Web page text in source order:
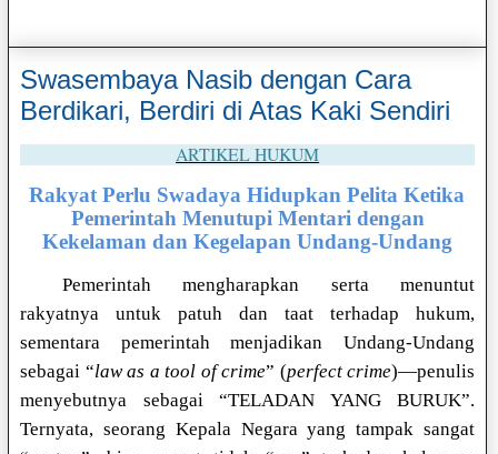
Swasembaya Nasib dengan Cara
Berdikari, Berdiri di Atas Kaki Sendiri
ARTIKEL HUKUM
Rakyat Perlu Swadaya Hidupkan Pelita Ketika
Pemerintah Menutupi Mentari dengan
Kekelaman dan Kegelapan Undang-Undang
Pemerintah mengharapkan serta menuntut
rakyatnya untuk patuh dan taat terhadap hukum,
sementara pemerintah menjadikan Undang-Undang
sebagai “law as a tool of crime” (perfect crime)—penulis
menyebutnya sebagai “TELADAN YANG BURUK”.
Ternyata, seorang Kepala Negara yang tampak sangat